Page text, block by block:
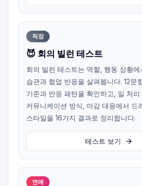
직장
😈 회의 빌런 테스트
회의 빌런 테스트는 역할, 행동 상황
습관과 협업 반응을 살펴봅니다. 12문
기준과 반응 패턴을 확인하고, 일 처리
커뮤니케이션 방식, 마감 대응에서 드
스타일을 16가지 결과로 정리합니다.
테스트 보기
연애